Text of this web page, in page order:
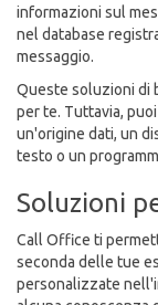
informazioni sul
nel database
messaggio.
Queste soluzioni di
per te. Tuttavia,
un'origine dati, un
testo o un
Soluzioni
Call Office ti
seconda delle tue
personalizzate